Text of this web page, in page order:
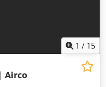
1 / 15
Airco